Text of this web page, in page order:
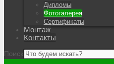
Дипломы
Фотогалерея
Сертификаты
Монтаж
Контакты
Поиск